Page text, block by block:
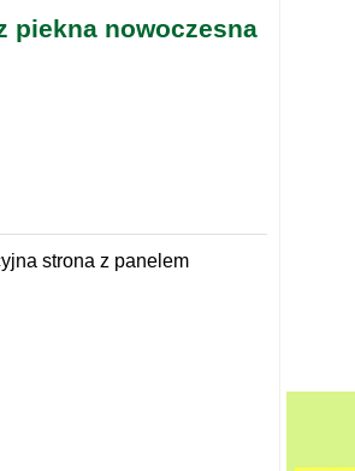
piekna nowoczesna
strona z panelem